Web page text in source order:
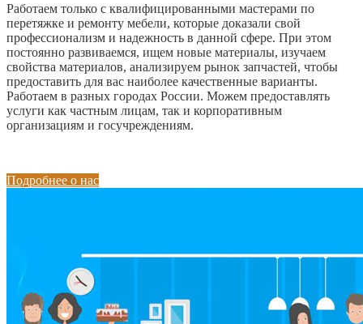
Работаем только с квалифицированными мастерами по
перетяжке и ремонту мебели, которые доказали свой
профессионализм и надежность в данной сфере. При этом
постоянно развиваемся, ищем новые материалы, изучаем
свойства материалов, анализируем рынок запчастей, чтобы
предоставить для вас наиболее качественные варианты.
Работаем в разных городах России. Можем предоставлять
услуги как частным лицам, так и корпоративным
организациям и госучреждениям.
Подробнее о нас